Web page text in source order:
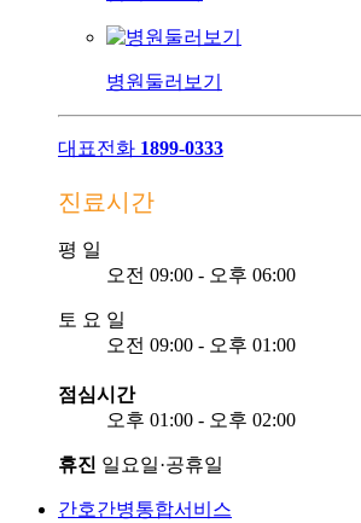
병원둘러보기
대표전화 1899-0333
진료시간
평 일
오전 09:00 - 오후 06:00
토 요 일
오전 09:00 - 오후 01:00
점심시간
오후 01:00 - 오후 02:00
휴진 일요일·공휴일
간호간병통합서비스